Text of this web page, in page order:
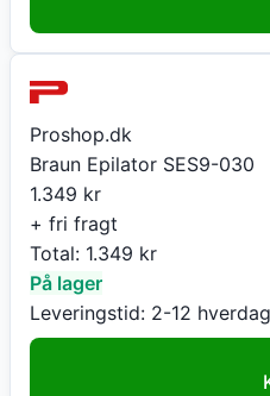
Proshop.dk
Braun Epilator SES9-030
1.349 kr
+ fri fragt
Total: 1.349 kr
På lager
Leveringstid: 2-12